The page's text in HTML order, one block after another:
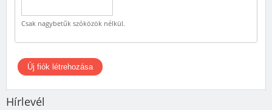
Csak nagybetűk szóközök nélkül.
Hírlevél